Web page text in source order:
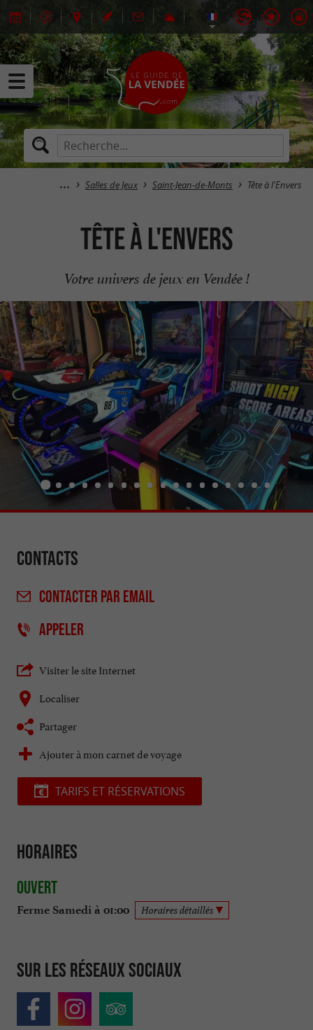
Salles de Jeux Saint-Jean-de-Monts Tête à l'Envers
Tête à l'Envers
Votre univers de jeux en Vendée !
Contacts
CONTACTER PAR EMAIL
APPELER
Visiter le site Internet
Localiser
Partager
Ajouter à mon carnet de voyage
TARIFS ET RÉSERVATIONS
Horaires
Ouvert
Ferme Samedi à 01:00 Horaires détaillés
Sur les réseaux sociaux